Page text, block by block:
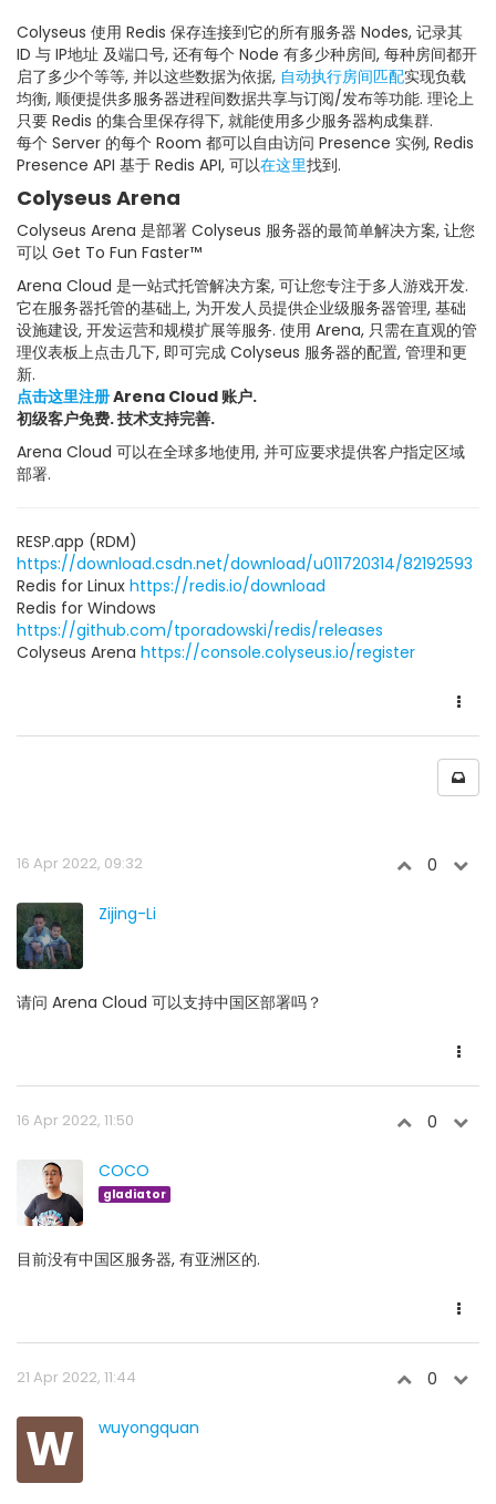
Colyseus 使用 Redis 保存连接到它的所有服务器 Nodes, 记录其
ID 与 IP地址 及端口号, 还有每个 Node 有多少种房间, 每种房间都开
启了多少个等等, 并以这些数据为依据, 自动执行房间匹配实现负载
均衡, 顺便提供多服务器进程间数据共享与订阅/发布等功能. 理论上
只要 Redis 的集合里保存得下, 就能使用多少服务器构成集群.
每个 Server 的每个 Room 都可以自由访问 Presence 实例, Redis
Presence API 基于 Redis API, 可以在这里找到.
Colyseus Arena
Colyseus Arena 是部署 Colyseus 服务器的最简单解决方案, 让您
可以 Get To Fun Faster™
Arena Cloud 是一站式托管解决方案, 可让您专注于多人游戏开发.
它在服务器托管的基础上, 为开发人员提供企业级服务器管理, 基础
设施建设, 开发运营和规模扩展等服务. 使用 Arena, 只需在直观的管
理仪表板上点击几下, 即可完成 Colyseus 服务器的配置, 管理和更
新.
点击这里注册Arena Cloud 账户.
初级客户免费. 技术支持完善.
Arena Cloud 可以在全球多地使用, 并可应要求提供客户指定区域
部署.
RESP.app (RDM)
https://download.csdn.net/download/u011720314/82192593
Redis for Linux https://redis.io/download
Redis for Windows
https://github.com/tporadowski/redis/releases
Colyseus Arena https://console.colyseus.io/register
16 Apr 2022, 09:32 0
Zijing-Li
请问 Arena Cloud 可以支持中国区部署吗？
16 Apr 2022, 11:50 0
COCO
gladiator
目前没有中国区服务器, 有亚洲区的.
21 Apr 2022, 11:44 0
W wuyongquan